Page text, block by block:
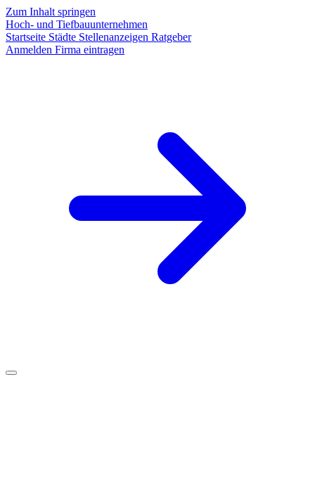
Zum Inhalt springen
Hoch- und Tiefbauunternehmen
Startseite Städte Stellenanzeigen Ratgeber
Anmelden Firma eintragen